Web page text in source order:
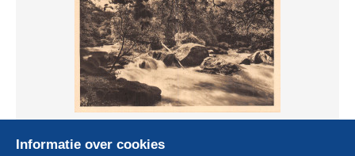
61-LA ROUVRE-N°T5233-A/0203
Informatie over cookies